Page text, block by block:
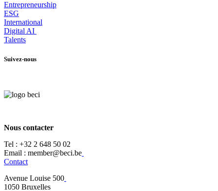
Entrepreneurship
ESG
International
Digital AI
Talents
Suivez-nous
Nous contacter
Tel : +32 2 648 50 02​
​​Email : member@beci.be
Contact
Avenue Louise 500
​1050 Bruxelles